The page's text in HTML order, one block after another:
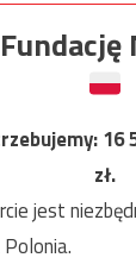
16
zł.
jest